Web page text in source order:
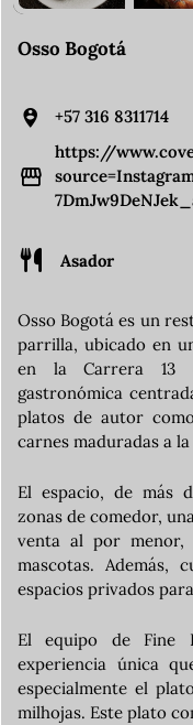
Osso Bogotá
+57 316 8311714
https://
Asador
Osso Bogotá es un
parrilla, ubicado en
en la Carrera 13
gastronómica
platos de autor
carnes maduradas a
El espacio, de más
zonas de comedor,
venta al por
mascotas. Además,
espacios privados
El equipo de Fine
experiencia única
especialmente el
milhojas. Este plato